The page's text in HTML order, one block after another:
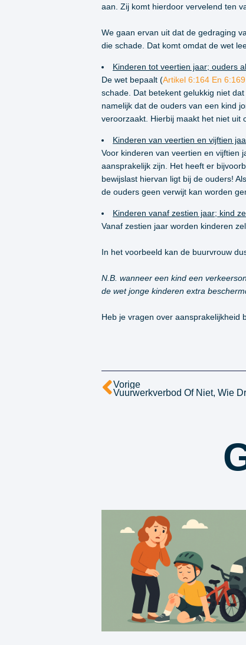
aan. Zij komt hierdoor vervelend ten
We gaan ervan uit dat de gedraging
die schade. Dat komt omdat de wet
Kinderen tot veertien jaar; ouders
De wet bepaalt (Artikel 6:164 En
schade. Dat betekent gelukkig niet
namelijk dat de ouders van een kind
veroorzaakt. Hierbij maakt het niet uit
Kinderen van veertien en vijftien
Voor kinderen van veertien en vijftien
aansprakelijk zijn. Het heeft er
bewijslast hiervan ligt bij de ouders!
de ouders geen verwijt kan worden
Kinderen vanaf zestien jaar; kind
Vanaf zestien jaar worden kinderen
In het voorbeeld kan de buurvrouw
N.B. wanneer een kind een
de wet jonge kinderen extra
Heb je vragen over aansprakelijkheid
Vorige
Vuurwerkverbod Of Niet, Wie